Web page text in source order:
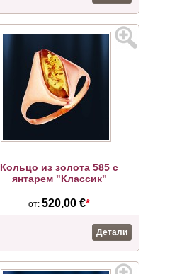
Кольцо из золота 585 с
янтарем "Классик"
от:520,00 €*
Детали